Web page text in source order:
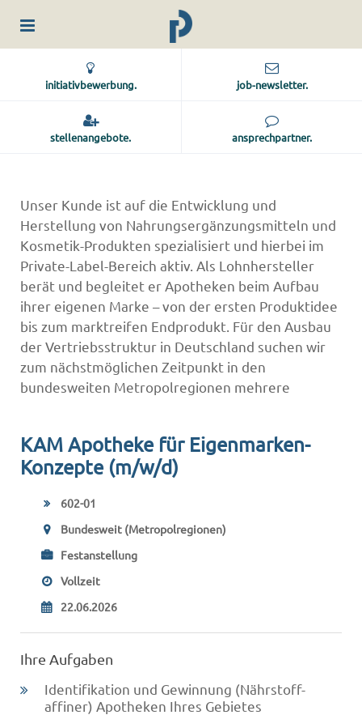
initiativbewerbung. job-newsletter.
stellenangebote. ansprechpartner.
Unser Kunde ist auf die Entwicklung und
Herstellung von Nahrungsergänzungsmitteln und
Kosmetik-Produkten spezialisiert und hierbei im
Private-Label-Bereich aktiv. Als Lohnhersteller
berät und begleitet er Apotheken beim Aufbau
ihrer eigenen Marke – von der ersten Produktidee
bis zum marktreifen Endprodukt. Für den Ausbau
der Vertriebsstruktur in Deutschland suchen wir
zum nächstmöglichen Zeitpunkt in den
bundesweiten Metropolregionen mehrere
KAM Apotheke für Eigenmarken-
Konzepte (m/w/d)
602-01
Bundesweit (Metropolregionen)
Festanstellung
Vollzeit
22.06.2026
Ihre Aufgaben
Identifikation und Gewinnung (Nährstoff-
affiner) Apotheken Ihres Gebietes